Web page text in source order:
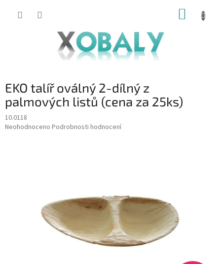
KOŠÍK
EKO talíř oválný 2-dílný z
palmových listů (cena za 25ks)
10.0118
Průměrné
Neohodnoceno Podrobnosti hodnocení